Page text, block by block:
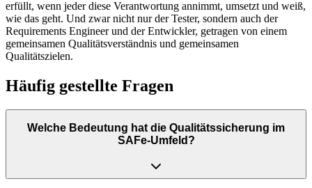
erfüllt, wenn jeder diese Verantwortung annimmt, umsetzt und weiß,
wie das geht. Und zwar nicht nur der Tester, sondern auch der
Requirements Engineer und der Entwickler, getragen von einem
gemeinsamen Qualitätsverständnis und gemeinsamen
Qualitätszielen.
Häufig gestellte Fragen
Welche Bedeutung hat die Qualitätssicherung im
SAFe-Umfeld?